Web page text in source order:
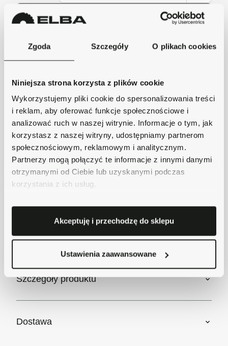
Zgoda Szczegóły O plikach cookies
Niniejsza strona korzysta z plików cookie
Wykorzystujemy pliki cookie do spersonalizowania treści
i reklam, aby oferować funkcje społecznościowe i
analizować ruch w naszej witrynie. Informacje o tym, jak
korzystasz z naszej witryny, udostępniamy partnerom
społecznościowym, reklamowym i analitycznym.
Partnerzy mogą połączyć te informacje z innymi danymi
otrzymanymi od Ciebie lub uzyskanymi podczas
korzystania z ich usług.
Akceptuję i przechodzę do sklepu
Ustawienia zaawansowane
Dodaj do koszyka
Szybka wysyłka
Zamówienia wysyłamy w ciągu 1-2 dni, koszt
dostawy już od 18zł.
Bezpieczne płatności
Płatności obsługuje Przelewy24 - największy
operator płatności online w Polsce.
Masz pytania dotyczące produktu?
Zadzwoń do nas 62 733 86 11 lub napisz e-
Krótki opis
Szczegóły produktu
Dostawa